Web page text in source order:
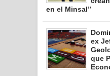
en el Minsal”
ex
que